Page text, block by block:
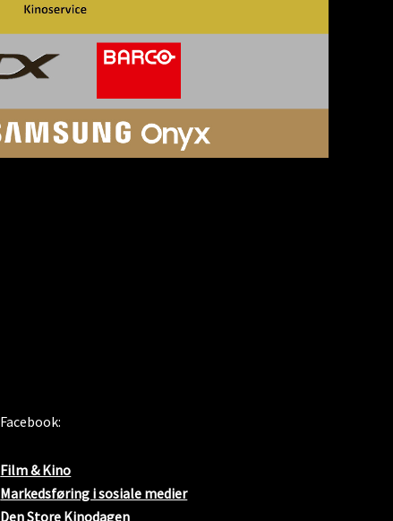
Facebook:
Film & Kino
Markedsføring i sosiale medier
Den Store Kinodagen